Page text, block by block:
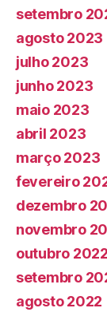
setembro
agosto 2023
julho 2023
junho 2023
maio 2023
abril 2023
março 2023
fevereiro
dezembro
novembro
outubro 2022
setembro
agosto 2022